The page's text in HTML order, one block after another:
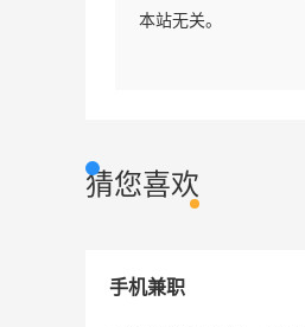
本站无关。
猜您喜欢
手机兼职